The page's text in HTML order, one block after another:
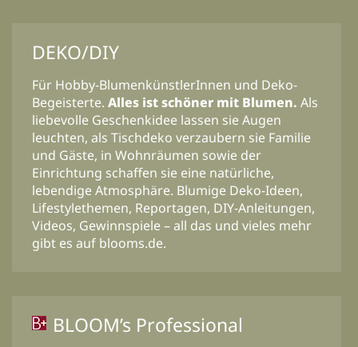
DEKO/DIY
Für Hobby-BlumenkünstlerInnen und Deko-
Begeisterte. Alles ist schöner mit Blumen. Als
liebevolle Geschenkidee lassen sie Augen
leuchten, als Tischdeko verzaubern sie Familie
und Gäste, in Wohnräumen sowie der
Einrichtung schaffen sie eine natürliche,
lebendige Atmosphäre. Blumige Deko-Ideen,
Lifestylethemen, Reportagen, DIY-Anleitungen,
Videos, Gewinnspiele – all das und vieles mehr
gibt es auf blooms.de.
BLOOM’s Professional